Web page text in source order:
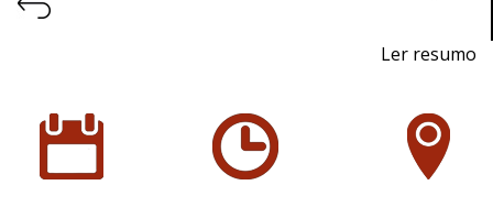
Ler resumo
25 a 28 de Abril de 2024 - EXPONOR, Porto
quinta a sábado: 10h às 21h